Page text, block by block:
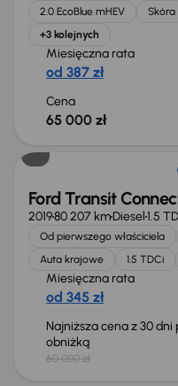
2.0 EcoBlue mHEV Skóra
+3 kolejnych
Miesięczna rata
od 387 zł
Cena
65 000 zł
Taniej o 2 000 zł
Ford Transit
201980 207 kmDiesel1.5
Od pierwszego właściciela
Auta krajowe
1.5 TDCi
Miesięczna rata
od 345 zł
Najniższa cena z 30 dni
obniżką
60 000 zł
Możliwość odliczenia